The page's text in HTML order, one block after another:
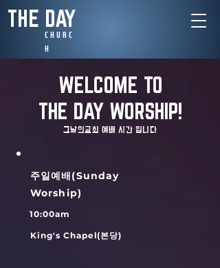
THE DAY
C H U R C
H​
WELCOME TO
THE DAY WORSHIP!
​그날의교회 예배 시간 입니다
​주일예배(Sunday
Worship)
10:00am
King's Chapel(본당)